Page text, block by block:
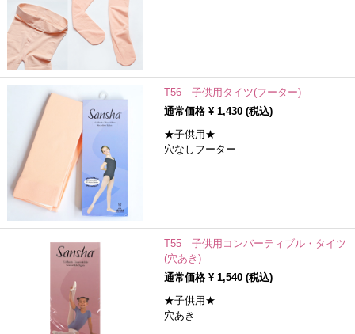
T56 子供用タイツ(フーター)
通常価格 ¥ 1,430(税込)
★子供用★
穴なしフーター
T55 子供用コンバーティブル・タイツ
(穴あき)
通常価格 ¥ 1,540(税込)
★子供用★
穴あき